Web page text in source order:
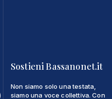
Sostieni Bassanonet.it
Non siamo solo una testata,
siamo una voce collettiva. Con